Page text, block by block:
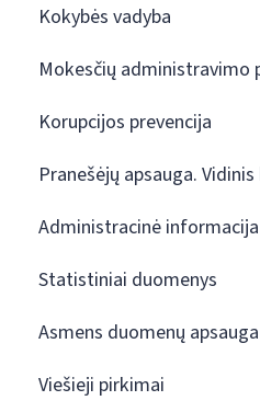
Kokybės vadyba
Mokesčių administravimo
Korupcijos prevencija
Pranešėjų apsauga.
Administracinė informacija
Statistiniai duomenys
Asmens duomenų apsauga
Viešieji pirkimai